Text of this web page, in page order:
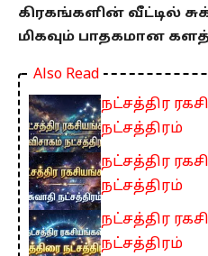
கிரகங்களின் வீட்டில்
மிகவும் பாதகமான
Also Read
நட்சத்திர
நட்சத்திரம்
நட்சத்திர
நட்சத்திரம்
நட்சத்திர
நட்சத்திரம்